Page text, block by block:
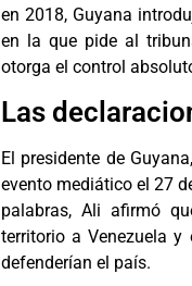
en 2018, Guyana
en la que pide al
otorga el control
Las
El presidente de
evento mediático el 27
palabras, Ali afirmó
territorio a Venezuela
defenderían el país.